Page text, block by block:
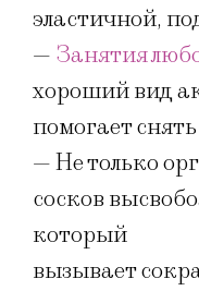
эластичной,
— Занятия
хороший вид
помогает снять
— Не только
сосков
который
вызывает